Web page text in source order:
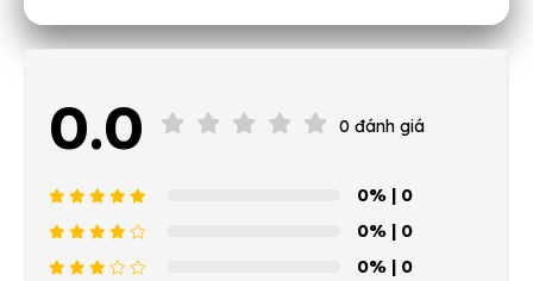
0.0 0 đánh giá
0% | 0
0% | 0
0% | 0